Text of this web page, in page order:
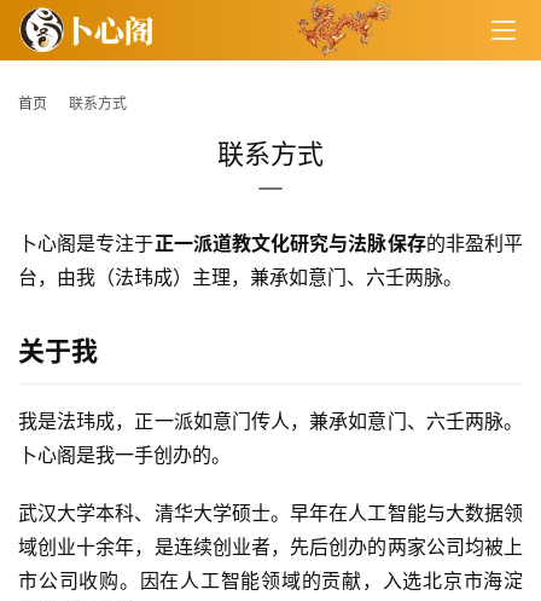
首页 联系方式
联系方式
卜心阁是专注于正一派道教文化研究与法脉保存的非盈利平
台，由我（法玮成）主理，兼承如意门、六壬两脉。
关于我
我是法玮成，正一派如意门传人，兼承如意门、六壬两脉。
卜心阁是我一手创办的。
武汉大学本科、清华大学硕士。早年在人工智能与大数据领
域创业十余年，是连续创业者，先后创办的两家公司均被上
市公司收购。因在人工智能领域的贡献，入选北京市海淀